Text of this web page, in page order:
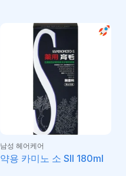
남성 헤어케어
약용 카미노 소 SII 180ml